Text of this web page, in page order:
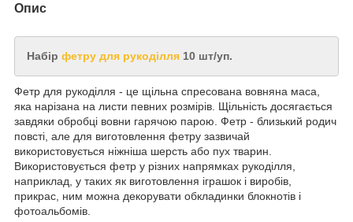
Опис
Набір фетру для рукоділля 10 шт/уп.
Фетр для рукоділля - це щільна спресована вовняна маса,
яка нарізана на листи певних розмірів. Щільність досягається
завдяки обробці вовни гарячою парою. Фетр - близький родич
повсті, але для виготовлення фетру зазвичай
використовується ніжніша шерсть або пух тварин.
Використовується фетр у різних напрямках рукоділля,
наприклад, у таких як виготовлення іграшок і виробів,
прикрас, ним можна декорувати обкладинки блокнотів і
фотоальбомів.